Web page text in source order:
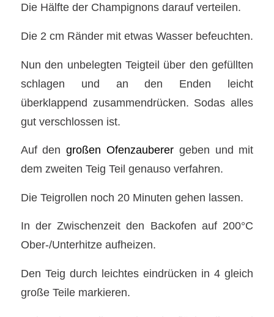
Die Hälfte der Champignons darauf verteilen.
Die 2 cm Ränder mit etwas Wasser befeuchten.
Nun den unbelegten Teigteil über den gefüllten
schlagen und an den Enden leicht
überklappend zusammendrücken. Sodas alles
gut verschlossen ist.
Auf dengroßen Ofenzauberer geben und mit
dem zweiten Teig Teil genauso verfahren.
Die Teigrollen noch 20 Minuten gehen lassen.
In der Zwischenzeit den Backofen auf 200°C
Ober-/Unterhitze aufheizen.
Den Teig durch leichtes eindrücken in 4 gleich
große Teile markieren.